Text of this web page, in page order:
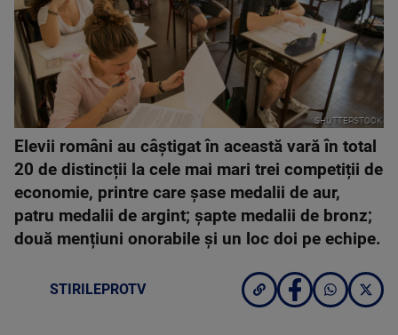
SHUTTERSTOCK
Elevii români au câștigat în această vară în total
20 de distincții la cele mai mari trei competiții de
economie, printre care șase medalii de aur,
patru medalii de argint; șapte medalii de bronz;
două mențiuni onorabile și un loc doi pe echipe.
STIRILEPROTV